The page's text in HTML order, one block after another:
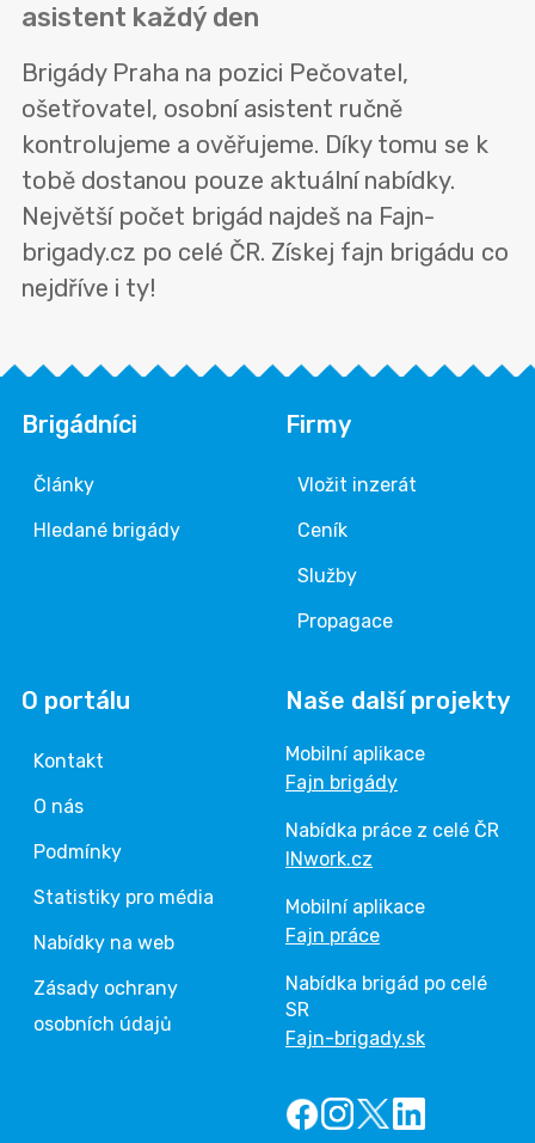
asistent každý den
Brigády Praha na pozici Pečovatel,
ošetřovatel, osobní asistent ručně
kontrolujeme a ověřujeme. Díky tomu se k
tobě dostanou pouze aktuální nabídky.
Největší počet brigád najdeš na Fajn-
brigady.cz po celé ČR. Získej fajn brigádu co
nejdříve i ty!
Brigádníci
Články
Hledané brigády
Firmy
Vložit inzerát
Ceník
Služby
Propagace
O portálu
Kontakt
O nás
Podmínky
Statistiky pro média
Nabídky na web
Zásady ochrany
osobních údajů
Naše další projekty
Mobilní aplikace
Fajn brigády
Nabídka práce z celé ČR
INwork.cz
Mobilní aplikace
Fajn práce
Nabídka brigád po celé
SR
Fajn-brigady.sk